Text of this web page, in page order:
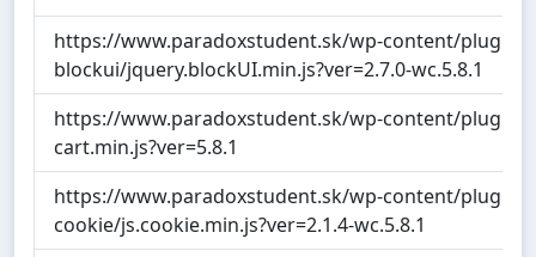
https://www.paradoxstudent.sk/wp-content/
blockui/jquery.blockUI.min.js?ver=2.7.0-wc.5.8.1
https://www.paradoxstudent.sk/wp-content/
cart.min.js?ver=5.8.1
https://www.paradoxstudent.sk/wp-content/
cookie/js.cookie.min.js?ver=2.1.4-wc.5.8.1